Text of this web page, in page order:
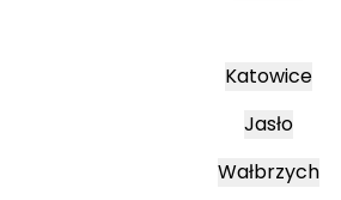
Katowice
Jasło
Wałbrzych